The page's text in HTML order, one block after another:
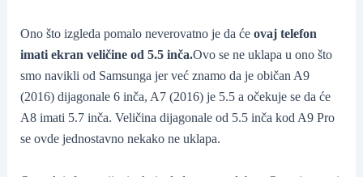
Ono što izgleda pomalo neverovatno je da će ovaj telefon
imati ekran veličine od 5.5 inča.Ovo se ne uklapa u ono što
smo navikli od Samsunga jer već znamo da je običan A9
(2016) dijagonale 6 inča, A7 (2016) je 5.5 a očekuje se da će
A8 imati 5.7 inča. Veličina dijagonale od 5.5 inča kod A9 Pro
se ovde jednostavno nekako ne uklapa.